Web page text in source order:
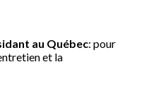
au Québec: pour
et la